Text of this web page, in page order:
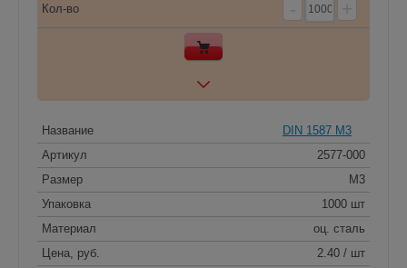
Кол-во
Название
DIN 1587 M3
Артикул
2577-000
Размер
M3
Упаковка
1000 шт
Материал
оц. сталь
Цена, руб.
2.40 / шт